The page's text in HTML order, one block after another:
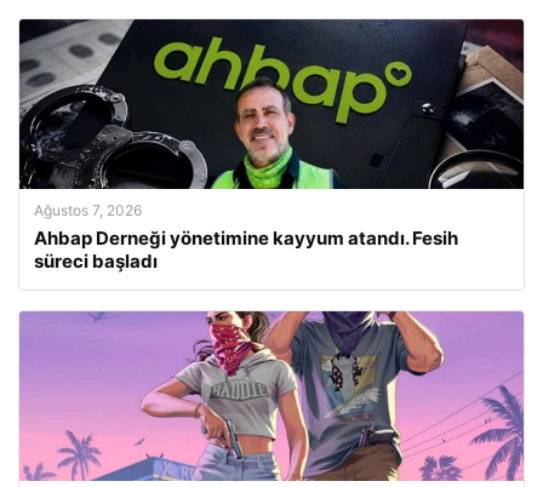
Ağustos 7, 2026
Ahbap Derneği yönetimine kayyum atandı. Fesih
süreci başladı